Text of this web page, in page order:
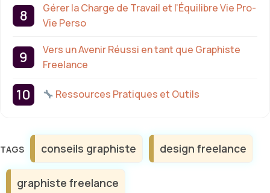
Gérer la Charge de Travail et l’Équilibre Vie Pro-
Vie Perso
Vers un Avenir Réussi en tant que Graphiste
Freelance
Ressources Pratiques et Outils
Étiquettes
conseils graphiste design freelance
graphiste freelance